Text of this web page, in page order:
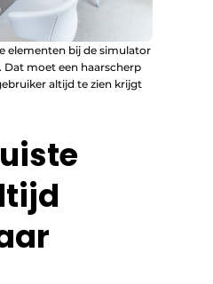
elementen bij de simulator
Dat moet een haarscherp
altijd te zien krijgt